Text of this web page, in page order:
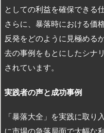
としての利益を確保できる
さらに、暴落時における価
反発をどのように見極める
去の事例をもとにしたシナ
されています。
実践者の声と成功事例
「暴落大全」を実践に取り